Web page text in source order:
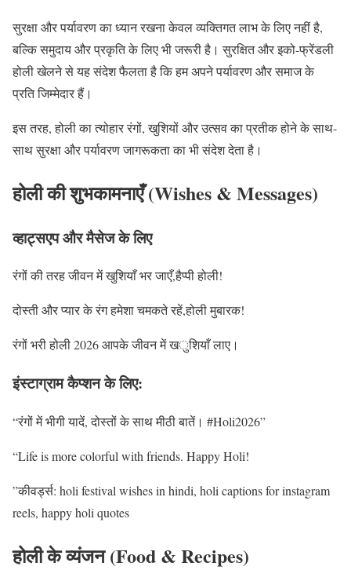
सुरक्षा और पर्यावरण का ध्यान रखना केवल व्यक्तिगत लाभ के लिए नहीं है,
बल्कि समुदाय और प्रकृति के लिए भी जरूरी है। सुरक्षित और इको-फ्रेंडली
होली खेलने से यह संदेश फैलता है कि हम अपने पर्यावरण और समाज के
प्रति जिम्मेदार हैं।
इस तरह, होली का त्योहार रंगों, खुशियों और उत्सव का प्रतीक होने के साथ-
साथ सुरक्षा और पर्यावरण जागरूकता का भी संदेश देता है।
होली की शुभकामनाएँ (Wishes & Messages)
व्हाट्सएप और मैसेज के लिए
रंगों की तरह जीवन में खुशियाँ भर जाएँ,हैप्पी होली!
दोस्ती और प्यार के रंग हमेशा चमकते रहें,होली मुबारक!
रंगों भरी होली 2026 आपके जीवन में खुशियाँ लाए।
इंस्टाग्राम कैप्शन के लिए:
“रंगों में भीगी यादें, दोस्तों के साथ मीठी बातें। #Holi2026”
“Life is more colorful with friends. Happy Holi!
”कीवर्ड्स: holi festival wishes in hindi, holi captions for instagram
reels, happy holi quotes
होली के व्यंजन (Food & Recipes)